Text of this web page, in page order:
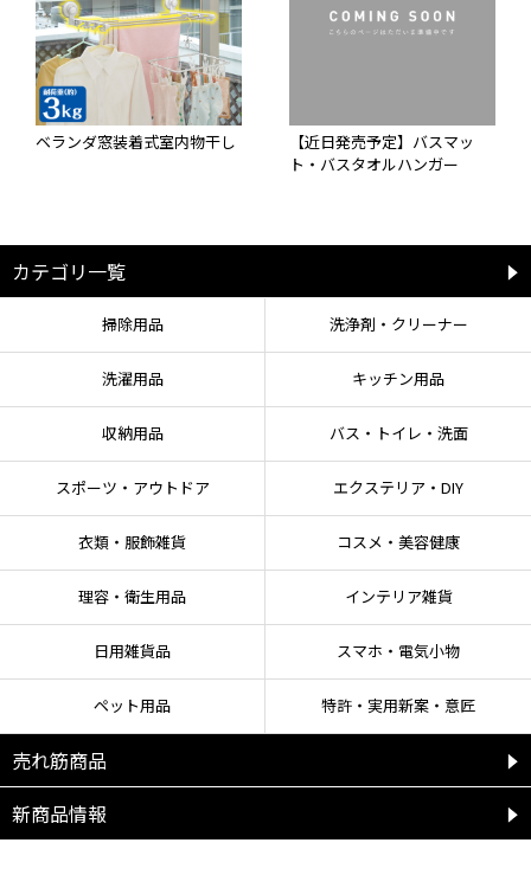
ベランダ窓装着式室内物干し
【近日発売予定】バスマッ
ト・バスタオルハンガー
カテゴリ一覧
掃除用品 洗浄剤・クリーナー
洗濯用品 キッチン用品
収納用品 バス・トイレ・洗面
スポーツ・アウトドア エクステリア・DIY
衣類・服飾雑貨 コスメ・美容健康
理容・衛生用品 インテリア雑貨
日用雑貨品 スマホ・電気小物
ペット用品 特許・実用新案・意匠
売れ筋商品
新商品情報